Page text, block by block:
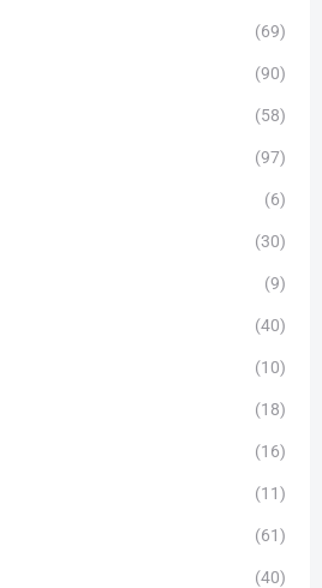
(69)
(90)
(58)
(97)
(6)
(30)
(9)
(40)
(10)
(18)
(16)
(11)
(61)
(40)